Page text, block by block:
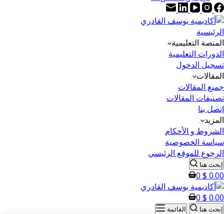
الرئيسية
المنصة التعليمية
الدورات التعليمية
تسجيل الدخول
المقالات
جميع المقالات
تصنيفات المقالات
إتصل بنا
المزيد
الشروط و الأحكام
سياسة الخصوصية
الرجوع للموقع الرئيسي
إبحث هنا
0.00
$
0
0.00
$
0
إبحث هنا القائمة